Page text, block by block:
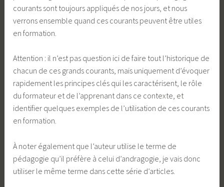
courants sont toujours appliqués de nos jours, et nous
verrons ensemble quand ces courants peuvent être utiles
en formation.
Attention : il n’est pas question ici de faire tout l’historique de
chacun de ces grands courants, mais uniquement d’évoquer
rapidement les principes clés qui les caractérisent, le rôle
du formateur et de l’apprenant dans ce contexte, et
identifier quelques exemples de l’utilisation de ces courants
en formation.
À noter également que l’auteur utilise le terme de
pédagogie qu’il préfère à celui d’andragogie, je vais donc
utiliser le même terme dans cette série d’articles.